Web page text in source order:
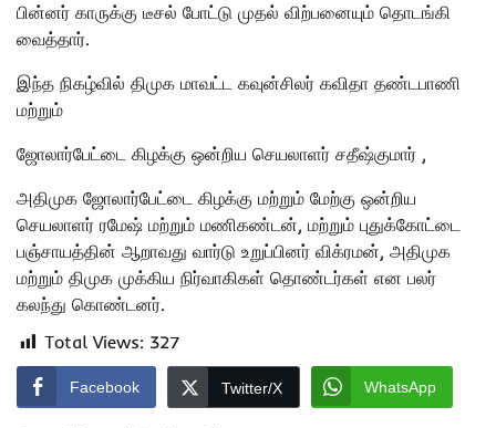
பின்னர் காருக்கு டீசல் போட்டு முதல் விற்பனையும் தொடங்கி
வைத்தார்.
இந்த நிகழ்வில் திமுக மாவட்ட கவுன்சிலர் கவிதா தண்டபாணி
மற்றும்
ஜோலார்பேட்டை கிழக்கு ஒன்றிய செயலாளர் சதீஷ்குமார் ,
அதிமுக ஜோலார்பேட்டை கிழக்கு மற்றும் மேற்கு ஒன்றிய
செயலாளர் ரமேஷ் மற்றும் மணிகண்டன், மற்றும் புதுக்கோட்டை
பஞ்சாயத்தின் ஆறாவது வார்டு உறுப்பினர் விக்ரமன், அதிமுக
மற்றும் திமுக முக்கிய நிர்வாகிகள் தொண்டர்கள் என பலர்
கலந்து கொண்டனர்.
Total Views: 327
Facebook Twitter/X WhatsApp